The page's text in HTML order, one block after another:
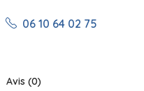
06 10 64 02 75
Avis (0)